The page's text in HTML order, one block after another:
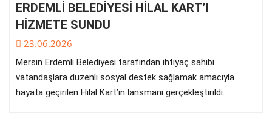
ERDEMLİ BELEDİYESİ HİLAL KART’I
HİZMETE SUNDU
23.06.2026
Mersin Erdemli Belediyesi tarafından ihtiyaç sahibi
vatandaşlara düzenli sosyal destek sağlamak amacıyla
hayata geçirilen Hilal Kart’ın lansmanı gerçekleştirildi.